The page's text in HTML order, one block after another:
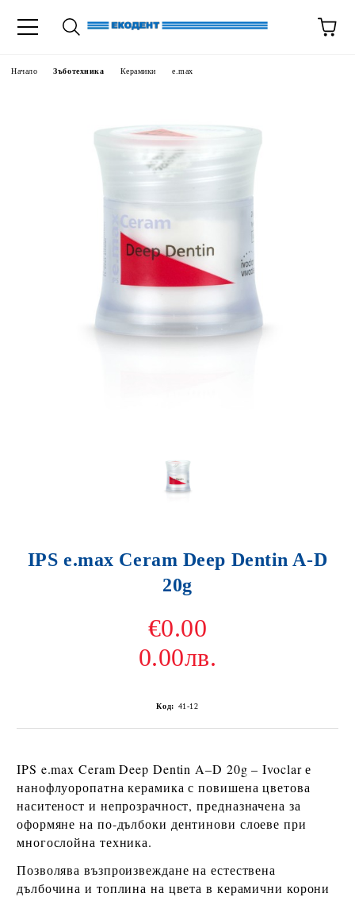
Начало Зъботехника Керамики e.max
IPS e.max Ceram Deep Dentin A-D
20g
€0.00
0.00лв.
Код: 41-12
IPS e.max Ceram Deep Dentin A–D 20g – Ivoclarе
нанофлуоропатна керамика сповишена цветова
наситеност и непрозрачност, предназначена за
оформяне на по-дълбоки дентинови слоеве при
многослойна техника.
Позволява възпроизвеждане на естествена
дълбочина и топлина на цвета в керамични корони